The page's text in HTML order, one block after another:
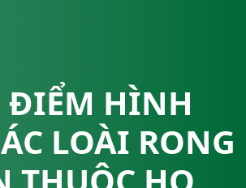
ĐIỂM HÌNH
LOÀI RONG